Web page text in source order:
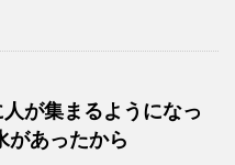
が集まるようになっ
があったから